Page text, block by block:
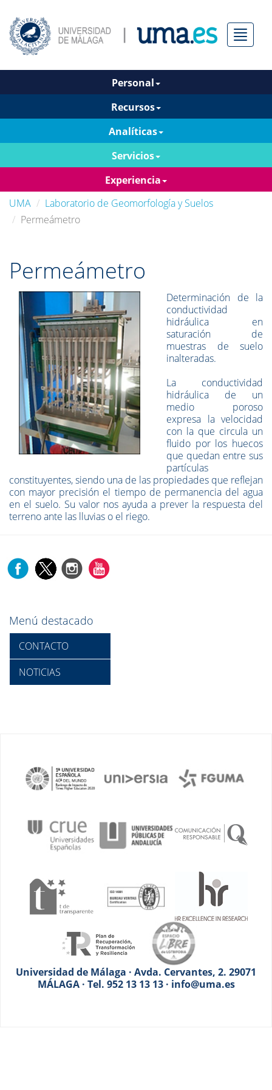
Menú
Personal
Recursos
Analíticas
Servicios
Experiencia
UMA
Laboratorio de Geomorfología y Suelos
Permeámetro
Permeámetro
Determinación de la
conductividad
hidráulica en
saturación de
muestras de suelo
inalteradas.
La conductividad
hidráulica de un
medio poroso
expresa la velocidad
con la que circula un
fluido por los huecos
que quedan entre sus
partículas
constituyentes, siendo una de las propiedades que reflejan
con mayor precisión el tiempo de permanencia del agua
en el suelo. Su valor nos ayuda a prever la respuesta del
terreno ante las lluvias o el riego.
Menú destacado
CONTACTO
NOTICIAS
Universidad de Málaga · Avda. Cervantes, 2. 29071
MÁLAGA · Tel. 952 13 13 13 · info@uma.es